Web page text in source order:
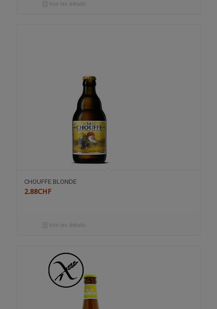
Voir les détails
CHOUFFE BLONDE
2.88CHF
Voir les détails